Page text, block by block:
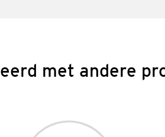
met andere